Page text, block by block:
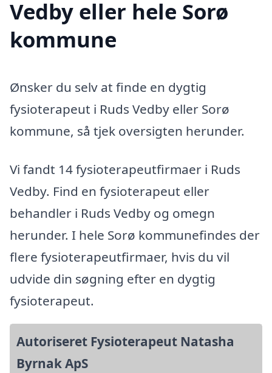
Vedby eller hele Sorø
kommune
Ønsker du selv at finde en dygtig
fysioterapeut i Ruds Vedby eller Sorø
kommune, så tjek oversigten herunder.
Vi fandt 14 fysioterapeutfirmaer i Ruds
Vedby. Find en fysioterapeut eller
behandler i Ruds Vedby og omegn
herunder. I hele Sorø kommunefindes der
flere fysioterapeutfirmaer, hvis du vil
udvide din søgning efter en dygtig
fysioterapeut.
Autoriseret Fysioterapeut Natasha
Byrnak ApS